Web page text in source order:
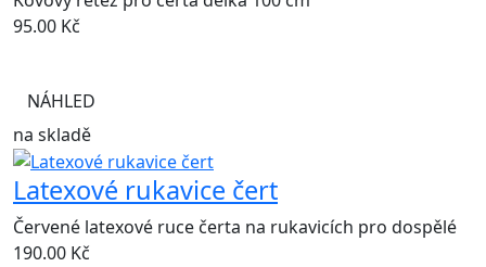
95.00 Kč
NÁHLED
na skladě
Latexové rukavice čert
Červené latexové ruce čerta na rukavicích pro dospělé
190.00 Kč